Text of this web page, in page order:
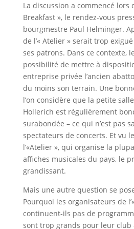
La discussion a commencé lors
Breakfast », le rendez-vous
bourgmestre Paul Helminger.
de l’« Atelier » serait trop
ses patrons. Dans ce contexte,
possibilité de mettre à
entreprise privée l’ancien
du moins son terrain. Une
l’on considère que la petite
Hollerich est régulièrement
surabondée – ce qui n’est pas
spectateurs de concerts. Et vu
l’«Atelier », qui organise la
affiches musicales du pays, le
grandissant.
Mais une autre question se
Pourquoi les organisateurs de
continuent-ils pas de
sont trop grands pour leur club